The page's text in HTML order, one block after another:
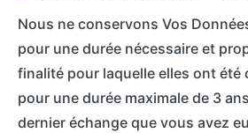
Nous ne conservons Vos
pour une durée nécessaire et
finalité pour laquelle elles ont été
pour une durée maximale de 3
dernier échange que vous avez